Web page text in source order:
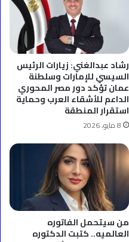
رشاد عبدالغني: زيارات الرئيس
السيسي للإمارات وسلطنة
عمان تؤكد دور مصر المحوري
الداعم للأشقاء العرب وحماية
استقرار المنطقة
8 مايو، 2026
من سيتحمل الفاتوره
العالميه.. كتبت الدكتوره